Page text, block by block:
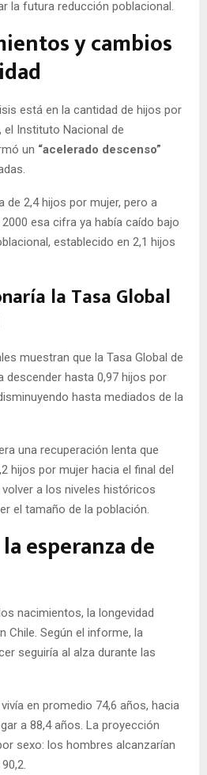
la futura reducción poblacional.
y cambios
está en la cantidad de hijos por
el Instituto Nacional de
un “acelerado descenso”
de 2,4 hijos por mujer, pero a
esa cifra ya había caído bajo
establecido en 2,1 hijos
la Tasa Global
muestran que la Tasa Global de
descender hasta 0,97 hijos por
hasta mediados de la
una recuperación lenta que
hijos por mujer hacia el final del
a los niveles históricos
el tamaño de la población.
esperanza de
nacimientos, la longevidad
Chile. Según el informe, la
seguiría al alza durante las
en promedio 74,6 años, hacia
a 88,4 años. La proyección
sexo: los hombres alcanzarían